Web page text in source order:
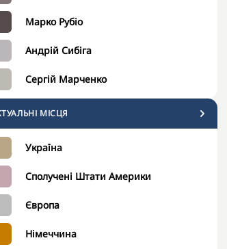
Марко Рубіо
Андрій Сибіга
Сергій Марченко
МІСЦЯ
Україна
Сполучені Штати Америки
Європа
Німеччина